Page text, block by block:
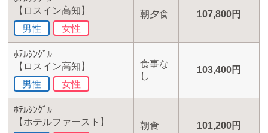
【ロスイン高知】
男性
女性
朝夕食 107,800円
ﾎﾃﾙｼﾝｸﾞﾙ
【ロスイン高知】
男性
女性
食事な
し
103,400円
ﾎﾃﾙｼﾝｸﾞﾙ
【ホテルファースト】
朝食 101,200円